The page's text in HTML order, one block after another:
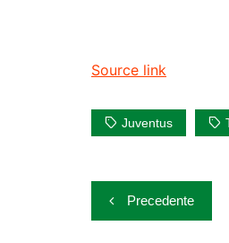
Source link
Juventus
articoli
Precedente